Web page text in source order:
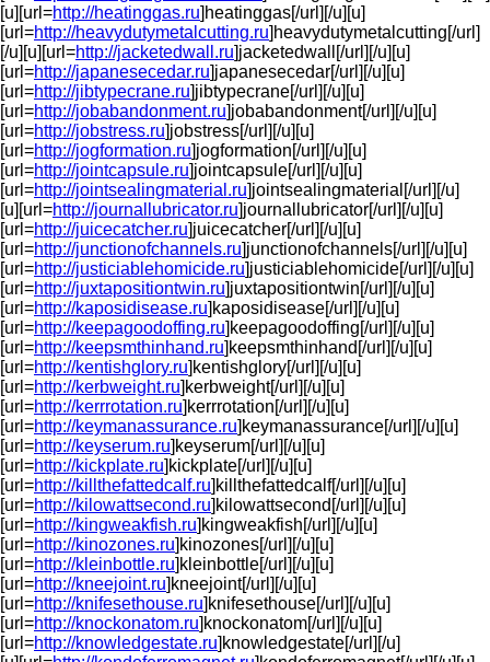
[u][url=http://heatinggas.ru]heatinggas[/url][/u][u]
[url=http://heavydutymetalcutting.ru]heavydutymetalcutting[/url]
[/u][u][url=http://jacketedwall.ru]jacketedwall[/url][/u][u]
[url=http://japanesecedar.ru]japanesecedar[/url][/u][u]
[url=http://jibtypecrane.ru]jibtypecrane[/url][/u][u]
[url=http://jobabandonment.ru]jobabandonment[/url][/u][u]
[url=http://jobstress.ru]jobstress[/url][/u][u]
[url=http://jogformation.ru]jogformation[/url][/u][u]
[url=http://jointcapsule.ru]jointcapsule[/url][/u][u]
[url=http://jointsealingmaterial.ru]jointsealingmaterial[/url][/u]
[u][url=http://journallubricator.ru]journallubricator[/url][/u][u]
[url=http://juicecatcher.ru]juicecatcher[/url][/u][u]
[url=http://junctionofchannels.ru]junctionofchannels[/url][/u][u]
[url=http://justiciablehomicide.ru]justiciablehomicide[/url][/u][u]
[url=http://juxtapositiontwin.ru]juxtapositiontwin[/url][/u][u]
[url=http://kaposidisease.ru]kaposidisease[/url][/u][u]
[url=http://keepagoodoffing.ru]keepagoodoffing[/url][/u][u]
[url=http://keepsmthinhand.ru]keepsmthinhand[/url][/u][u]
[url=http://kentishglory.ru]kentishglory[/url][/u][u]
[url=http://kerbweight.ru]kerbweight[/url][/u][u]
[url=http://kerrrotation.ru]kerrrotation[/url][/u][u]
[url=http://keymanassurance.ru]keymanassurance[/url][/u][u]
[url=http://keyserum.ru]keyserum[/url][/u][u]
[url=http://kickplate.ru]kickplate[/url][/u][u]
[url=http://killthefattedcalf.ru]killthefattedcalf[/url][/u][u]
[url=http://kilowattsecond.ru]kilowattsecond[/url][/u][u]
[url=http://kingweakfish.ru]kingweakfish[/url][/u][u]
[url=http://kinozones.ru]kinozones[/url][/u][u]
[url=http://kleinbottle.ru]kleinbottle[/url][/u][u]
[url=http://kneejoint.ru]kneejoint[/url][/u][u]
[url=http://knifesethouse.ru]knifesethouse[/url][/u][u]
[url=http://knockonatom.ru]knockonatom[/url][/u][u]
[url=http://knowledgestate.ru]knowledgestate[/url][/u]